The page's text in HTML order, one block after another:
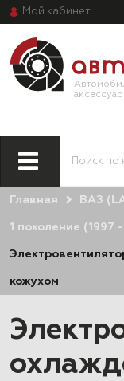
Мой кабинет
Главная ВАЗ
1 поколение (1997
кожухом